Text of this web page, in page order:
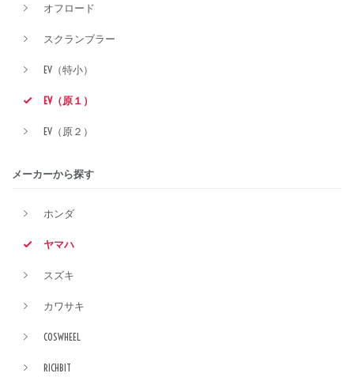
オフロード
スクランブラー
EV（特小）
EV（原１）
EV（原２）
メーカーから探す
ホンダ
ヤマハ
スズキ
カワサキ
COSWHEEL
RICHBIT